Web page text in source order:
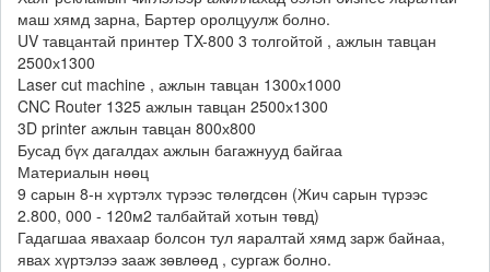
маш хямд зарна, Бартер оролцуулж болно.
UV тавцантай принтер TX-800 3 толгойтой , ажлын тавцан
2500х1300
Laser cut machine , ажлын тавцан 1300х1000
CNC Router 1325 ажлын тавцан 2500х1300
3D printer ажлын тавцан 800х800
Бусад бүх дагалдах ажлын багажнууд байгаа
Материалын нөөц
9 сарын 8-н хүртэлх түрээс төлөгдсөн (Жич сарын түрээс
2.800, 000 - 120м2 талбайтай хотын төвд)
Гадагшаа явахаар болсон тул яаралтай хямд зарж байнаа,
явах хүртэлээ зааж зөвлөөд , сургаж болно.